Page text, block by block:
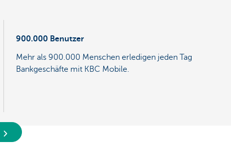
900.000 Benutzer
Mehr als 900.000 Menschen erledigen jeden Tag
Bankgeschäfte mit KBC Mobile.